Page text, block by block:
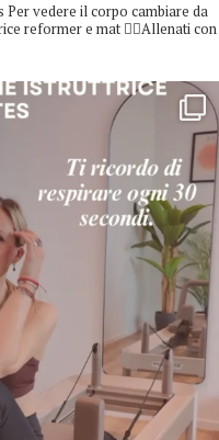
Per vedere il corpo cambiare da
reformer e mat 👇🏻Allenati con